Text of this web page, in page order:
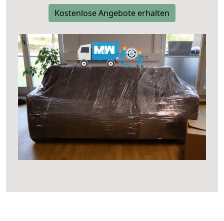
Kostenlose Angebote erhalten